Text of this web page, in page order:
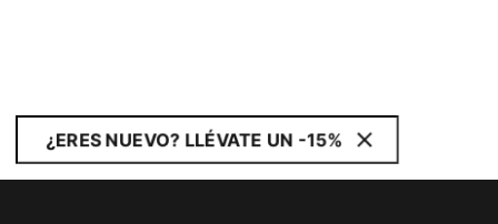
¿ERES NUEVO? LLÉVATE UN -15%